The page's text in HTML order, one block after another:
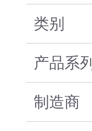
类别
产品系列
制造商